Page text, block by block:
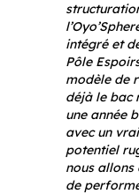
intégré et
Pôle
modèle de
déjà le bac
une année
avec un
potentiel
nous allons
de